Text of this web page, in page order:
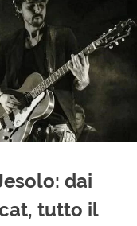
dai
tutto il